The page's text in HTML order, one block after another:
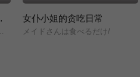
的梦 女仆小姐的贪吃日常
メイドさんは食べるだけ/